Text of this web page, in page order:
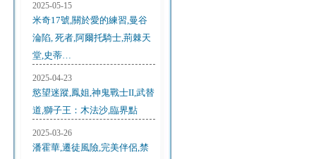
2025-05-15
米奇17號,關於愛的練習,曼谷
淪陷, 死者,阿爾托騎士,荊棘天
堂,史蒂…
2025-04-23
慾望迷蹤,鳳姐,神鬼戰士II,武替
道,獅子王：木法沙,臨界點
2025-03-26
潘霍華,遷徒風險,完美伴侶,禁